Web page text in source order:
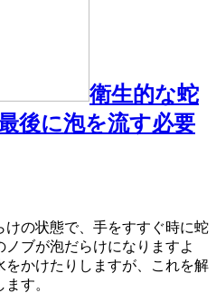
衛生的な蛇
後に泡を流す必要
の状態で、手をすすぐ時に蛇
ブが泡だらけになりますよ
かけたりしますが、これを解
す。